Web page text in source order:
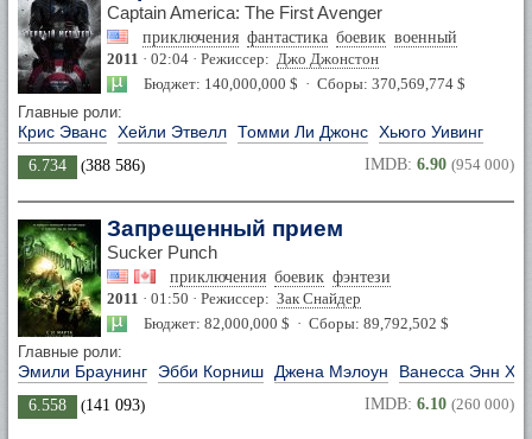
Captain America: The First Avenger
приключения фантастика боевик военный
2011 · 02:04 · Режиссер: Джо Джонстон
Бюджет: 140,000,000 $ · Сборы: 370,569,774 $
Главные роли:
Крис Эванс Хейли Этвелл Томми Ли Джонс Хьюго Уивинг
6.734 (388 586) IMDB: 6.90 (954 000)
Запрещенный прием
Sucker Punch
приключения боевик фэнтези
2011 · 01:50 · Режиссер: Зак Снайдер
Бюджет: 82,000,000 $ · Сборы: 89,792,502 $
Главные роли:
Эмили Браунинг Эбби Корниш Джена Мэлоун Ванесса Энн
6.558 (141 093) IMDB: 6.10 (260 000)